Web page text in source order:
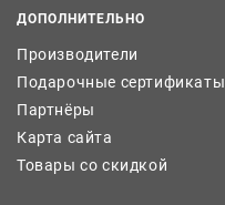
ДОПОЛНИТЕЛЬНО
Производители
Подарочные сертификаты
Партнёры
Карта сайта
Товары со скидкой